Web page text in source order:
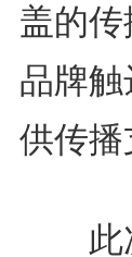
盖的
品牌
供传播
此次